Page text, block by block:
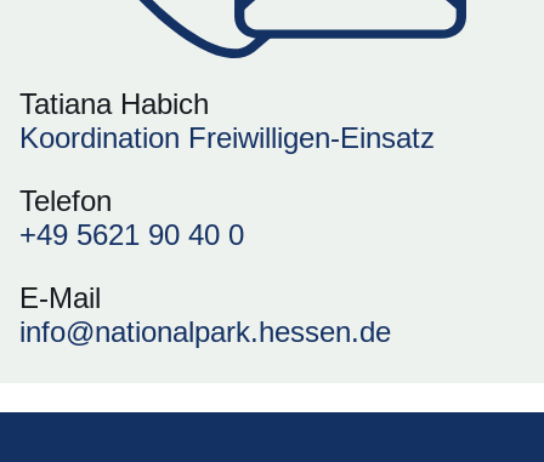
Tatiana Habich
Koordination Freiwilligen-Einsatz
Telefon
+49 5621 90 40 0
E-Mail
info@nationalpark.hessen.de